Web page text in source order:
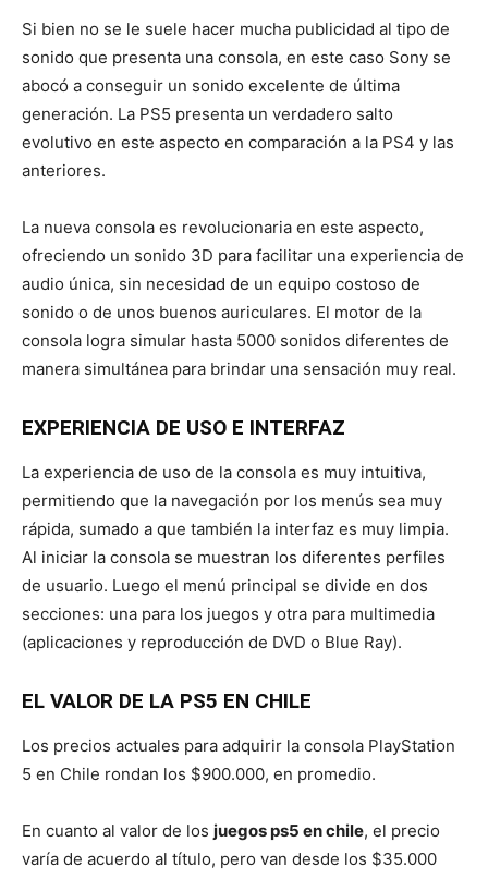
Si bien no se le suele hacer mucha publicidad al tipo de
sonido que presenta una consola, en este caso Sony se
abocó a conseguir un sonido excelente de última
generación. La PS5 presenta un verdadero salto
evolutivo en este aspecto en comparación a la PS4 y las
anteriores.
La nueva consola es revolucionaria en este aspecto,
ofreciendo un sonido 3D para facilitar una experiencia de
audio única, sin necesidad de un equipo costoso de
sonido o de unos buenos auriculares. El motor de la
consola logra simular hasta 5000 sonidos diferentes de
manera simultánea para brindar una sensación muy real.
EXPERIENCIA DE USO E INTERFAZ
La experiencia de uso de la consola es muy intuitiva,
permitiendo que la navegación por los menús sea muy
rápida, sumado a que también la interfaz es muy limpia.
Al iniciar la consola se muestran los diferentes perfiles
de usuario. Luego el menú principal se divide en dos
secciones: una para los juegos y otra para multimedia
(aplicaciones y reproducción de DVD o Blue Ray).
EL VALOR DE LA PS5 EN CHILE
Los precios actuales para adquirir la consola PlayStation
5 en Chile rondan los $900.000, en promedio.
En cuanto al valor de los juegos ps5 en chile, el precio
varía de acuerdo al título, pero van desde los $35.000